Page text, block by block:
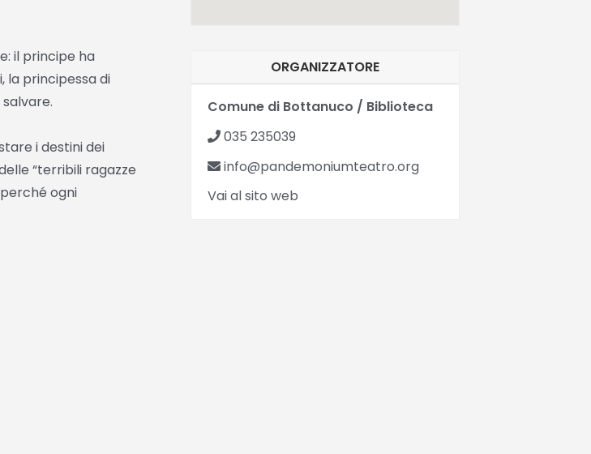
il principe ha
la principessa di
i destini dei
“terribili ragazze
ogni
ORGANIZZATORE
Comune di Bottanuco / Biblioteca
035 235039
info@pandemoniumteatro.org
Vai al sito web